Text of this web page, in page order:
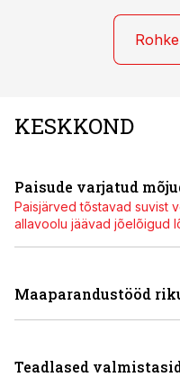
KESKKOND
Paisude varjatud
Paisjärved tõstavad suvist
allavoolu jäävad jõelõigud
Maaparandustööd
Teadlased